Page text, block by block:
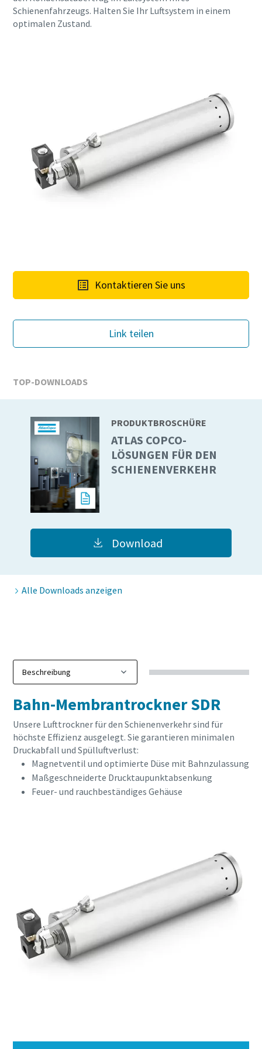
10 Schritte hin zu einer umweltfreundlichen
CO2-Reduzierung für eine umweltfreundliche Produktion
Alles, was Sie über Ihren pneumatischen
Förderprozess wissen müssen
Entdecken Sie, wie Sie einen effizienteren pneumatischen
Förderprozess schaffen können.
Schienenfahrzeugs. Halten Sie Ihr Luftsystem in einem
optimalen Zustand.
Kontaktieren Sie uns
Link teilen
TOP-DOWNLOADS
PRODUKTBROSCHÜRE
ATLAS COPCO-
LÖSUNGEN FÜR DEN
SCHIENENVERKEHR
Download
Alle Downloads anzeigen
Bahn-Membrantrockner SDR
Unsere Lufttrockner für den Schienenverkehr sind für
höchste Effizienz ausgelegt. Sie garantieren minimalen
Druckabfall und Spülluftverlust:
Magnetventil und optimierte Düse mit Bahnzulassung
Maßgeschneiderte Drucktaupunktabsenkung
Feuer- und rauchbeständiges Gehäuse
Alle mit (*) gekennzeichnete Felder sind
Nachname
E-Mail
Firma
Straße
Stadt
Postleitzahl
Anfordern
Anforderungstyp
Wenn Sie diese Anfrage absenden,
gesammelten Informationen
kontaktieren. Weitere
Informationen finden Sie in
unserer Datenschutzrichtlinie.
Ich habe die
einverstanden, dass Atlas
Copco mir
Marketinginformationen
über seine Produkte
zusendet, mich auf
freiwilliger Basis zur
Teilnahme an Online-
Umfragen einlädt oder seine